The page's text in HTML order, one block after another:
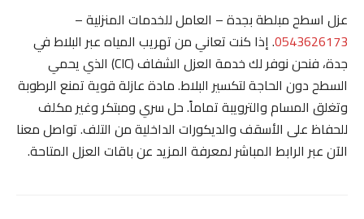
عزل اسطح مبلطة بجدة – العامل للخدمات المنزلية –
0543626173. إذا كنت تعاني من تهريب المياه عبر البلاط في
جدة، فنحن نوفر لك خدمة العزل الشفاف (CIC) الذي يحمي
السطح دون الحاجة لتكسير البلاط. مادة عازلة قوية تمنع الرطوبة
وتغلق المسام والترويبة تماماً. حل سري ومبتكر وغير مكلف
للحفاظ على الأسقف والديكورات الداخلية من التلف. تواصل معنا
الآن عبر الرابط المباشر لمعرفة المزيد عن باقات العزل المتاحة.